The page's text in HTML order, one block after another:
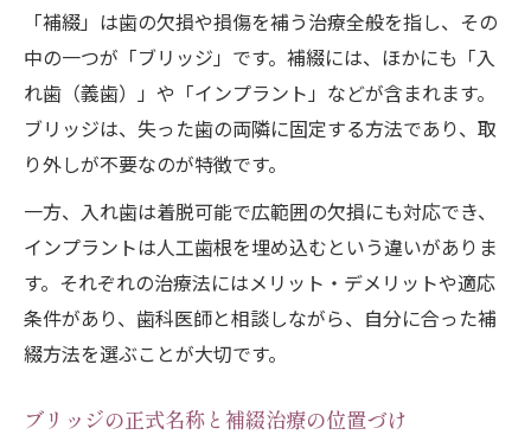
「補綴」は歯の欠損や損傷を補う治療全般を指し、その
中の一つが「ブリッジ」です。補綴には、ほかにも「入
れ歯（義歯）」や「インプラント」などが含まれます。
ブリッジは、失った歯の両隣に固定する方法であり、取
り外しが不要なのが特徴です。
一方、入れ歯は着脱可能で広範囲の欠損にも対応でき、
インプラントは人工歯根を埋め込むという違いがありま
す。それぞれの治療法にはメリット・デメリットや適応
条件があり、歯科医師と相談しながら、自分に合った補
綴方法を選ぶことが大切です。
ブリッジの正式名称と補綴治療の位置づけ